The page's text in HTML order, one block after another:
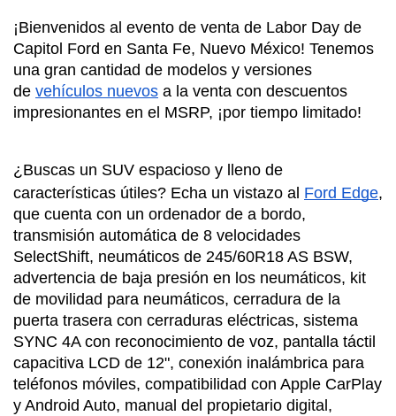
¡Bienvenidos al evento de venta de Labor Day de
Capitol Ford en Santa Fe, Nuevo México! Tenemos
una gran cantidad de modelos y versiones
de vehículos nuevos a la venta con descuentos
impresionantes en el MSRP, ¡por tiempo limitado!
¿Buscas un SUV espacioso y lleno de
características útiles? Echa un vistazo al Ford Edge,
que cuenta con un ordenador de a bordo,
transmisión automática de 8 velocidades
SelectShift, neumáticos de 245/60R18 AS BSW,
advertencia de baja presión en los neumáticos, kit
de movilidad para neumáticos, cerradura de la
puerta trasera con cerraduras eléctricas, sistema
SYNC 4A con reconocimiento de voz, pantalla táctil
capacitiva LCD de 12", conexión inalámbrica para
teléfonos móviles, compatibilidad con Apple CarPlay
y Android Auto, manual del propietario digital,